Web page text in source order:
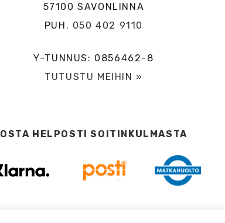
57100 SAVONLINNA
PUH. 050 402 9110
Y-TUNNUS: 0856462-8
TUTUSTU MEIHIN »
OSTA HELPOSTI SOITINKULMASTA